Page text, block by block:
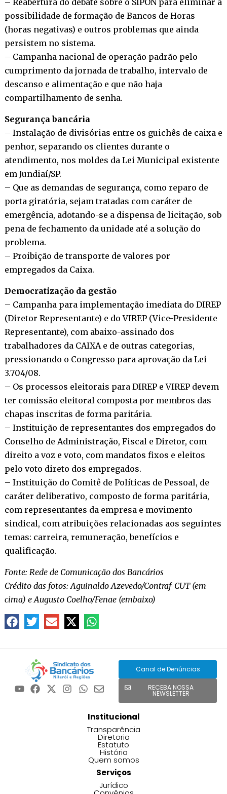
possibilidade de formação de Bancos de Horas
(horas negativas) e outros problemas que ainda
persistem no sistema.
– Campanha nacional de operação padrão pelo
cumprimento da jornada de trabalho, intervalo de
descanso e alimentação e que não haja
compartilhamento de senha.
Segurança bancária
– Instalação de divisórias entre os guichês de caixa e
penhor, separando os clientes durante o
atendimento, nos moldes da Lei Municipal existente
em Jundiaí/SP.
– Que as demandas de segurança, como reparo de
porta giratória, sejam tratadas com caráter de
emergência, adotando-se a dispensa de licitação, sob
pena de fechamento da unidade até a solução do
problema.
– Proibição de transporte de valores por
empregados da Caixa.
Democratização da gestão
– Campanha para implementação imediata do DIREP
(Diretor Representante) e do VIREP (Vice-Presidente
Representante), com abaixo-assinado dos
trabalhadores da CAIXA e de outras categorias,
pressionando o Congresso para aprovação da Lei
3.704/08.
– Os processos eleitorais para DIREP e VIREP devem
ter comissão eleitoral composta por membros das
chapas inscritas de forma paritária.
– Instituição de representantes dos empregados do
Conselho de Administração, Fiscal e Diretor, com
direito a voz e voto, com mandatos fixos e eleitos
pelo voto direto dos empregados.
– Instituição do Comitê de Políticas de Pessoal, de
caráter deliberativo, composto de forma paritária,
com representantes da empresa e movimento
sindical, com atribuições relacionadas aos seguintes
temas: carreira, remuneração, benefícios e
qualificação.
Fonte: Rede de Comunicação dos Bancários
Crédito das fotos: Aguinaldo Azevedo/Contraf-CUT (em
cima) e Augusto Coelho/Fenae (embaixo)
Canal de Denúncias
RECEBA NOSSA
NEWSLETTER
Institucional
Transparência
Diretoria
Estatuto
História
Quem somos
Serviços
Jurídico